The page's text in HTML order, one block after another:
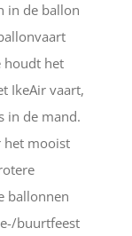
in de ballon
houdt het
IkeAir vaart,
in de mand.
het mooist
ballonnen
buurtfeest